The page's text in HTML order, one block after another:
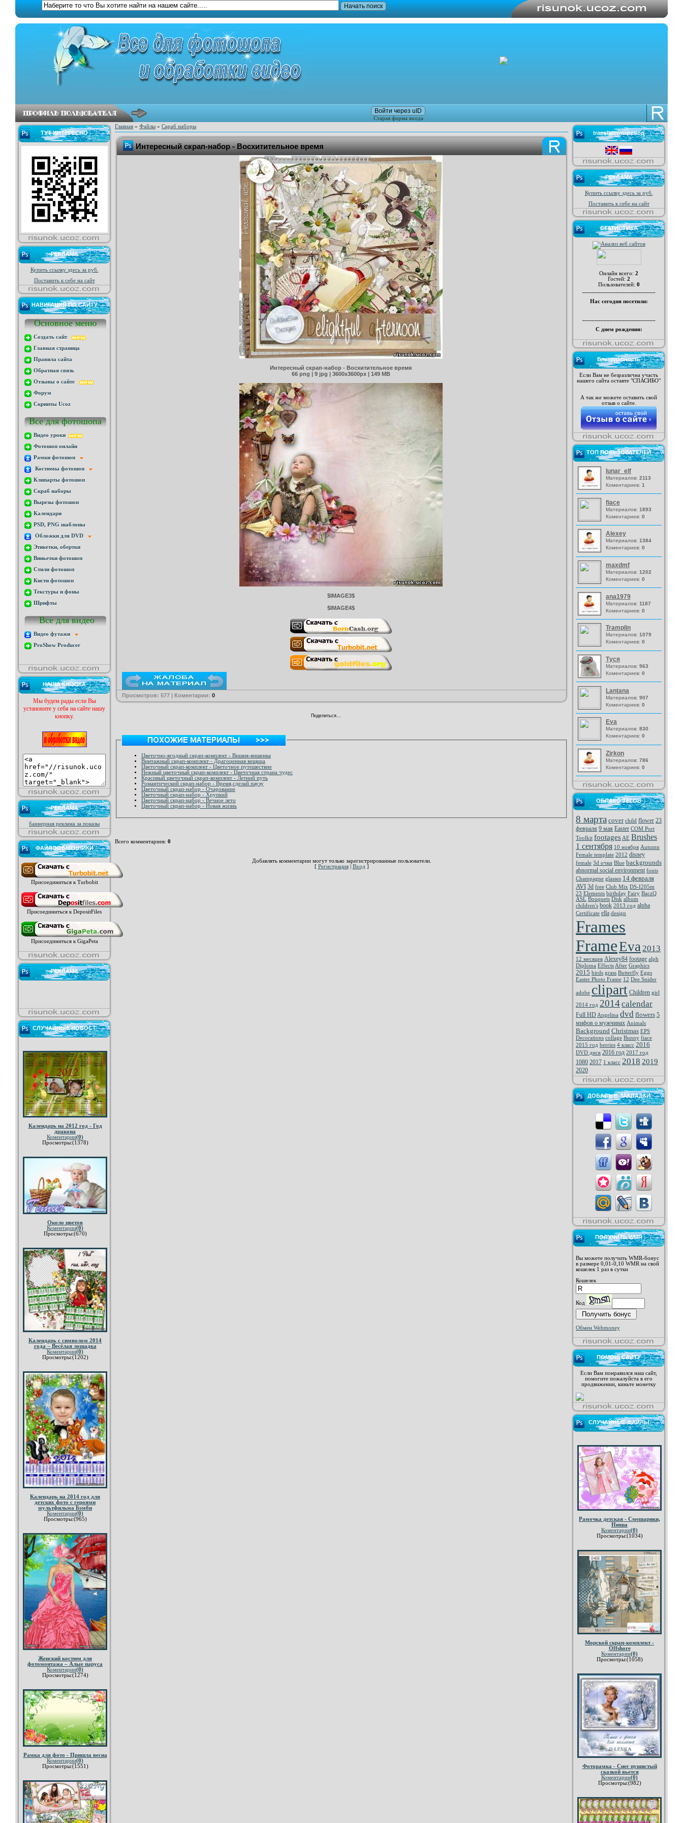
Войти через uID
Старая форма входа
ТУТ ИНТЕРЕСНО
РЕКЛАМА
Купить ссылку здесь за руб.
Поставить к себе на сайт
НАВИГАЦИЯ ПО САЙТУ
Основное меню
Создать сайт
Главная страница
Правила сайта
Обратная связь
Отзывы о сайте
Форум
Скрипты Ucoz
Все для фотошопа
Видео уроки
Фотошоп онлайн
Рамки фотошоп
Костюмы фотошоп
Клипарты фотошоп
Скраб наборы
Вырезы фотошоп
Календари
PSD, PNG шаблоны
Обложки для DVD
Этикетки, обертки
Виньетки фотошоп
Стили фотошоп
Кисти фотошоп
Текстуры и фоны
Шрифты
Все для видео
Видео футажи
ProShow Producer
НАША КНОПКА
Мы будем рады если Вы
установите у себя на сайте нашу
кнопку.
РЕКЛАМА
баннерная реклама за показы
ФАЙЛООБМЕННИКИ
Присоединиться к Turbobit
Присоединиться к DepositFiles
Присоединиться к GigaPeta
РЕКЛАМА
СЛУЧАЙНЫЕ НОВОСТ
Календарь на 2012 год - Год
дракона
Коментарии(0)
Просмотры:(1378)
Около цветов
Коментарии(0)
Просмотры:(670)
Календарь с символом 2014
года – Весёлая лошадка
Коментарии(0)
Просмотры:(1202)
Календарь на 2014 год для
детских фото с героями
мультфильма Бэмби
Коментарии(0)
Просмотры:(965)
Женский костюм для
фотомонтажа – Алые паруса
Коментарии(0)
Просмотры:(1274)
Рамка для фото - Пришла весна
Коментарии(0)
Просмотры:(1551)
Главная » Файлы » Скраб наборы
Интересный скрап-набор - Восхитительное время
Интересный скрап-набор - Восхитительное время
66 png | 9 jpg | 3600x3600px | 149 MB
$IMAGE3$
$IMAGE4$
Просмотров: 577 | Коментарии: 0
Поделиться…
Цветочно-ягодный скрап-комплект - Вишня-вишенка
Винтажный скрап-комплект - Драгоценная вещица
Цветочный скрап-комплект - Цветочное путешествие
Нежный цветочный скрап-комплект - Цветочная страна чудес
Красивый цветочный скрап-комплект - Летний путь
Романтический скрап-набор - Время,сделай паузу
Цветочный скрап-набор - Очарование
Цветочный скрап-набор - Хрупкий
Цветочный скрап-набор - Вечное лето
Цветочный скрап-набор - Новая жизнь
Всего комментариев: 0
Добавлять комментарии могут только зарегистрированные пользователи.
[ Регистрация| Вход ]
translator/перевод
РЕКЛАМА
Купить ссылку здесь за руб.
Поставить к себе на сайт
СТАТИСТИКА
Онлайн всего: 2
Гостей: 2
Пользователей: 0
Нас сегодня посетили:
С днем рождения:
Благодарность
Если Вам не безразлична участь
нашего сайта оставте "СПАСИБО"
А так же можете оставить свой
отзыв о сайте.
ТОП ПОЛЬЗОВАТЕЛЕЙ
lunar_elf
Материалов: 2113
Коментариев: 1
fiace
Материалов: 1893
Коментариев: 0
Alexey
Материалов: 1384
Коментариев: 0
maxdmf
Материалов: 1202
Коментариев: 0
ana1979
Материалов: 1187
Коментариев: 0
Tramplin
Материалов: 1079
Коментариев: 0
Туся
Материалов: 963
Коментариев: 0
Lantana
Материалов: 907
Коментариев: 0
Eva
Материалов: 830
Коментариев: 0
Zirkon
Материалов: 786
Коментариев: 0
ОБЛАКО ТЕГОВ
8 марта cover child flower 23
февраля 9 мая Easter COM Port
Toolkit footages AE Brushes
1 сентября 10 ноября Autumn
Female template 2012 disney
female 3d очки Blue backgrounds
abnormal social environment fonts
Champagne glasses 14 февраля
AVI 3d free Club Mix DS-I205m
23 Elements birthday Fairy BaczQ
ASL Bouquets Disk album
children's book 2013 год alpha
Certificate ella design
Frames
FrameEva 2013
12 месяцев Alexey84 footage alph
Diploma Effects After Graphics
2015 birds grass Butterfly Eggs
Easter Photo Frame 12 Dee Snider
adobe clipart Children girl
2014 год 2014calendar
Full HD Angelina dvd flowers 5
мифов о мужчинах Animals
Background Christmas EPS
Decorations collage Bunny fiace
2015 год berries 4 класс 2016
DVD диск 2016 год 2017 год
1080 2017 1 класс 2018 2019
2020
ДОБАВЬ В ЗАКЛАДКИ
ПОЛУЧИТЬ WMR
Вы можете получить WMR-бонус
в размере 0,01-0,10 WMR на свой
кошелек 1 раз в сутки
Кошелек
Код
Обмен Webmoney
ПОМОЩ САЙТУ
Если Вам понравился наш сайт,
помогите пожалуйста в его
продвижении, киньте монетку
СЛУЧАЙНЫЕ ФАЙЛЫ
Рамочка детская - Смешарики,
Нюша
Коментарии(0)
Просмотры:(1034)
Морской скрап-комплект -
Offshore
Коментарии(0)
Просмотры:(1058)
Фоторамка - Снег пушистый
сказкой вьется
Коментарии(0)
Просмотры:(982)